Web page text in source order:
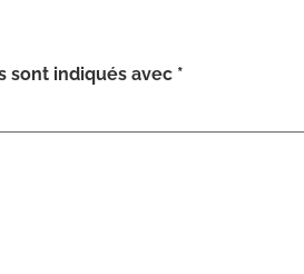
sont indiqués avec *